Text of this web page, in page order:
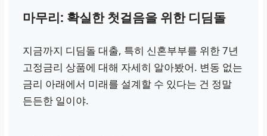
마무리: 확실한 첫걸음을 위한 디딤돌
지금까지 디딤돌 대출, 특히 신혼부부를 위한 7년
고정금리 상품에 대해 자세히 알아봤어. 변동 없는
금리 아래에서 미래를 설계할 수 있다는 건 정말
든든한 일이야.